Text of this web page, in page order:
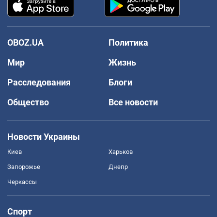
OBOZ.UA
Политика
Мир
Жизнь
Расследования
Блоги
Общество
Все новости
Новости Украины
Киев Харьков
Запорожье Днепр
Черкассы
Спорт